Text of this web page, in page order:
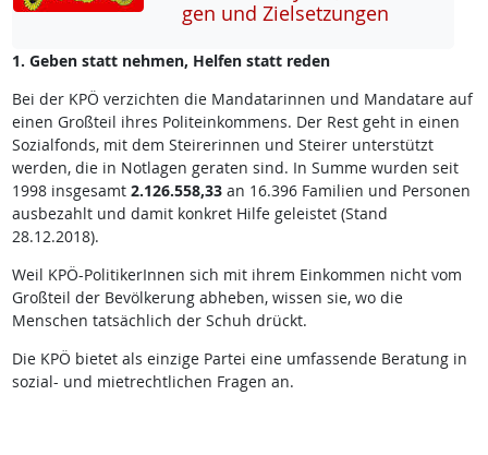
gen und Ziel­set­zun­gen
1. Geben statt nehmen, Helfen statt reden
Bei der KPÖ verzichten die Mandatarinnen und Mandatare auf
einen Großteil ihres Politeinkommens. Der Rest geht in einen
Sozialfonds, mit dem Steirerinnen und Steirer unterstützt
werden, die in Notlagen geraten sind. In Summe wurden seit
1998 insgesamt 2.126.558,33 an 16.396 Familien und Personen
ausbezahlt und damit konkret Hilfe geleistet (Stand
28.12.2018).
Weil KPÖ-PolitikerInnen sich mit ihrem Einkommen nicht vom
Großteil der Bevölkerung abheben, wissen sie, wo die
Menschen tatsächlich der Schuh drückt.
Die KPÖ bietet als einzige Partei eine umfassende Beratung in
sozial- und mietrechtlichen Fragen an.